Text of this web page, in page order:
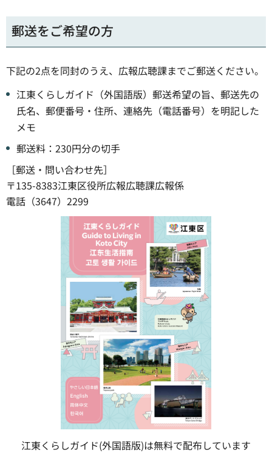
郵送をご希望の方
下記の2点を同封のうえ、広報広聴課までご郵送ください。
江東くらしガイド（外国語版）郵送希望の旨、郵送先の
氏名、郵便番号・住所、連絡先（電話番号）を明記した
メモ
郵送料：230円分の切手
［郵送・問い合わせ先］
〒135-8383江東区役所広報広聴課広報係
電話（3647）2299
江東くらしガイド(外国語版)は無料で配布しています